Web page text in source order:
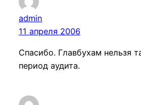
admin
11 апреля 2006
Спасибо. Главбухам нельзя
период аудита.